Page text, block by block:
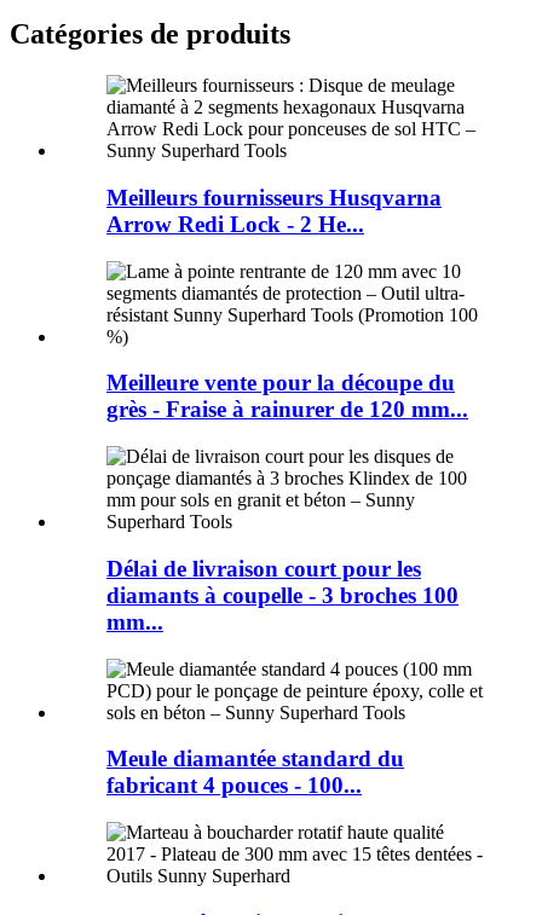
Catégories de produits
Meilleurs fournisseurs Husqvarna
Arrow Redi Lock - 2 He...
Meilleure vente pour la découpe du
grès - Fraise à rainurer de 120 mm...
Délai de livraison court pour les
diamants à coupelle - 3 broches 100
mm...
Meule diamantée standard du
fabricant 4 pouces - 100...